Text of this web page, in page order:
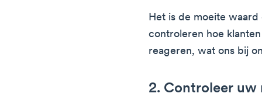
Het is de moeite
controleren hoe
reageren, wat ons bij
2. Controleer uw